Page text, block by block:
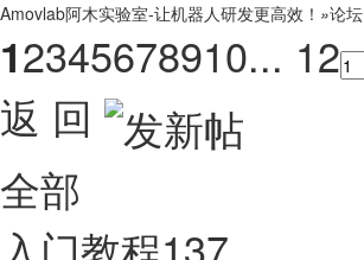
Amovlab阿木实验室-让机器人研发更高效！ »论坛
12345678910... 12
返 回
全部